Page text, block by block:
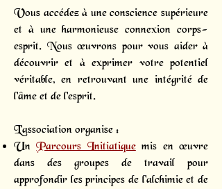
Vous accédez à une conscience supérieure
et à une harmonieuse connexion corps-
esprit. Nous œuvrons pour vous aider à
découvrir et à exprimer votre potentiel
véritable, en retrouvant une intégrité de
l'âme et de l'esprit.
L’association organise :
UnParcours Initiatique mis en œuvre
dans des groupes de travail pour
approfondir les principes de l'alchimie et de